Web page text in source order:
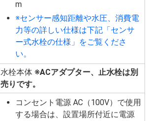
m
※センサー感知距離や水圧、消費電
力等の詳しい仕様は下記「センサ
ー式水栓の仕様」をご覧くださ
い。
水栓本体 ※ACアダプター、止水栓は別
売りです。
コンセント電源 AC（100V）で使用
する場合は、設置場所付近に電源